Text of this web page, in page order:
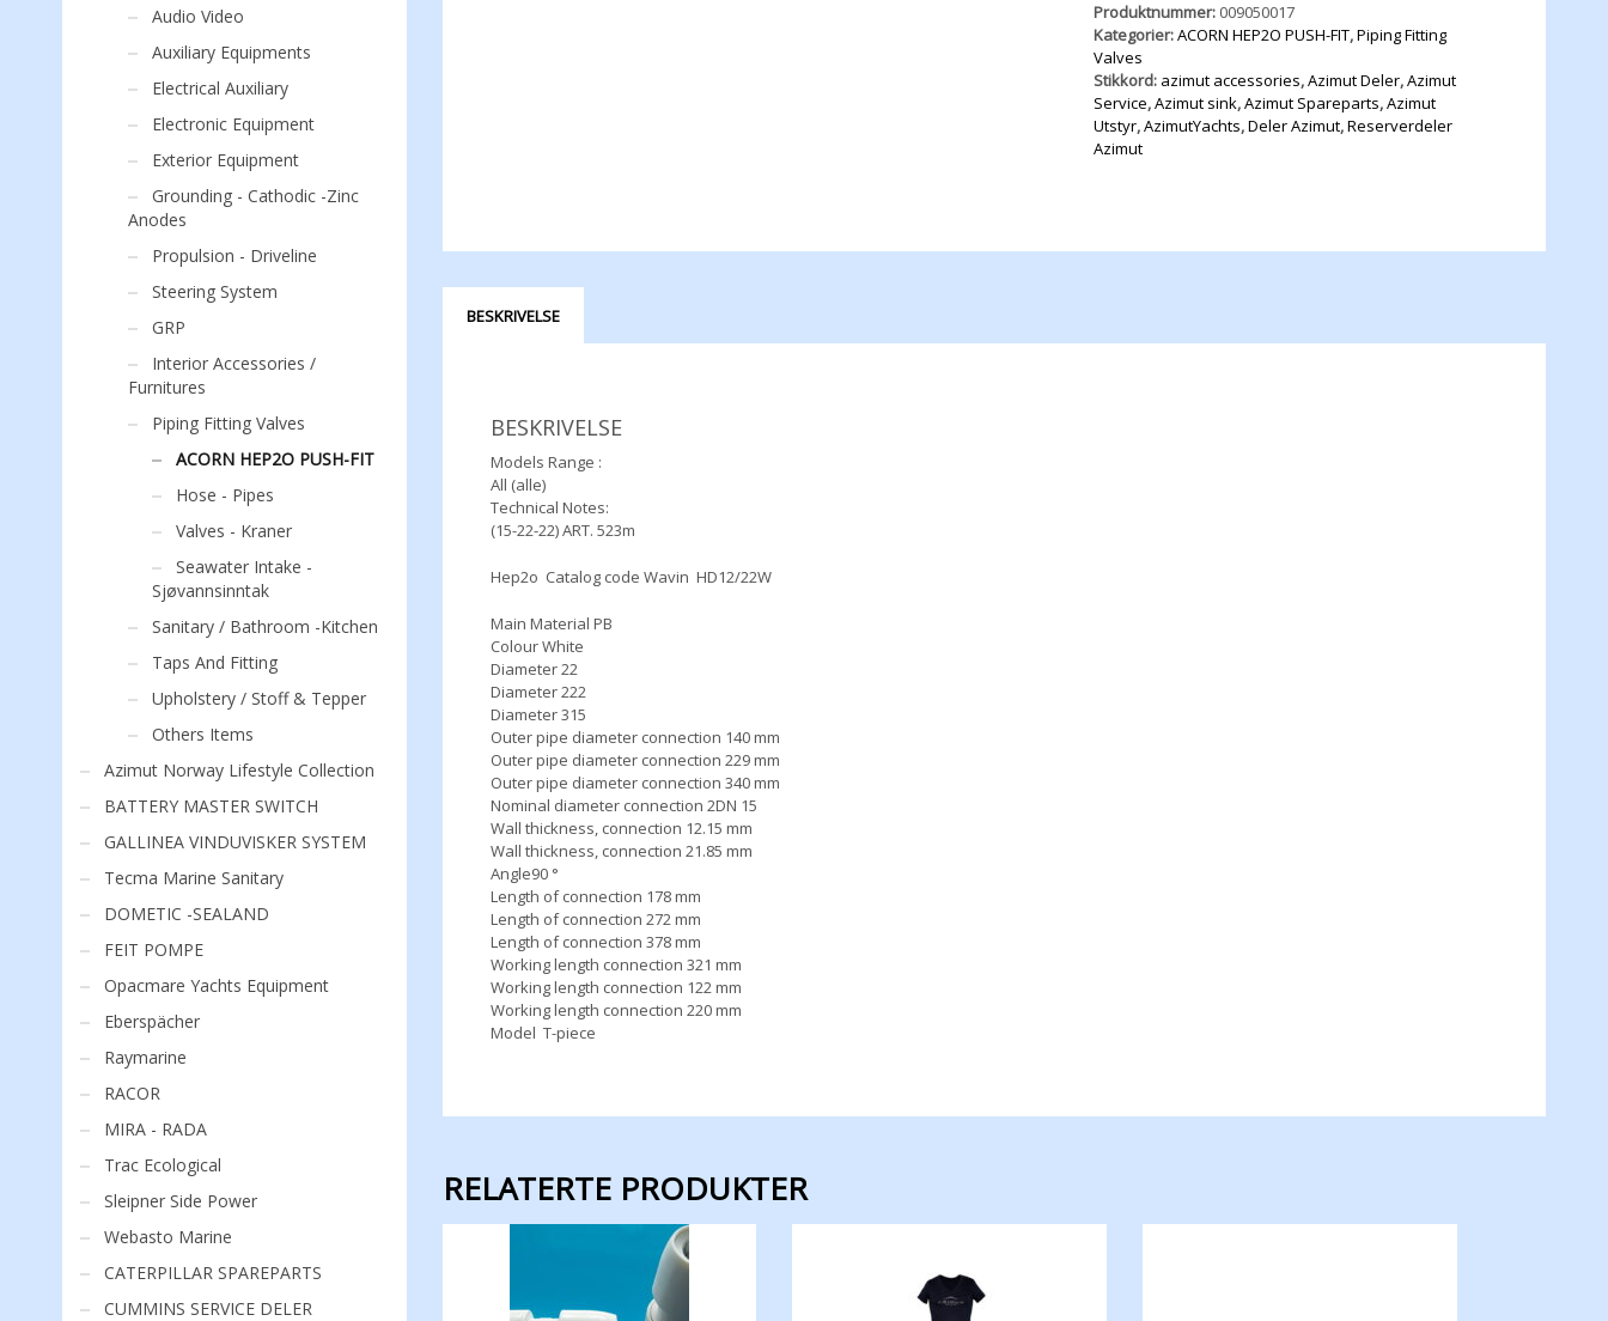
-
ACORN
antall
Produktnummer: 009050017
Kategorier:ACORN HEP2O PUSH-FIT,Piping Fitting
Valves
Stikkord: azimut accessories,Azimut Deler,Azimut
Service,Azimut sink,Azimut Spareparts,Azimut
Utstyr,AzimutYachts,Deler Azimut,Reserverdeler
Azimut
BESKRIVELSE
BESKRIVELSE
Models Range :
All (alle)
Technical Notes:
(15-22-22) ART. 523m
Hep2o Catalog code Wavin HD12/22W
Main Material PB
Colour White
Diameter 22
Diameter 222
Diameter 315
Outer pipe diameter connection 140 mm
Outer pipe diameter connection 229 mm
Outer pipe diameter connection 340 mm
Nominal diameter connection 2DN 15
Wall thickness, connection 12.15 mm
Wall thickness, connection 21.85 mm
Angle90 °
Length of connection 178 mm
Length of connection 272 mm
Length of connection 378 mm
Working length connection 321 mm
Working length connection 122 mm
Working length connection 220 mm
Model T-piece
RELATERTE PRODUKTER
Audio Video
Auxiliary Equipments
Electrical Auxiliary
Electronic Equipment
Exterior Equipment
Grounding - Cathodic -Zinc
Anodes
Propulsion - Driveline
Steering System
GRP
Interior Accessories /
Furnitures
Piping Fitting Valves
ACORN HEP2O PUSH-FIT
Hose - Pipes
Valves - Kraner
Seawater Intake -
Sjøvannsinntak
Sanitary / Bathroom -Kitchen
Taps And Fitting
Upholstery / Stoff & Tepper
Others Items
Azimut Norway Lifestyle Collection
BATTERY MASTER SWITCH
GALLINEA VINDUVISKER SYSTEM
Tecma Marine Sanitary
DOMETIC -SEALAND
FEIT POMPE
Opacmare Yachts Equipment
Eberspächer
Raymarine
RACOR
MIRA - RADA
Trac Ecological
Sleipner Side Power
Webasto Marine
CATERPILLAR SPAREPARTS
CUMMINS SERVICE DELER